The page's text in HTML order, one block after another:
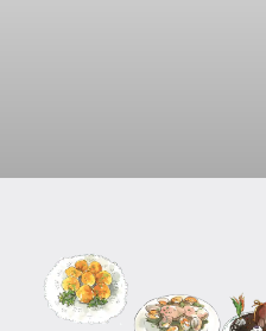
Tarta de Mango y Kiwis